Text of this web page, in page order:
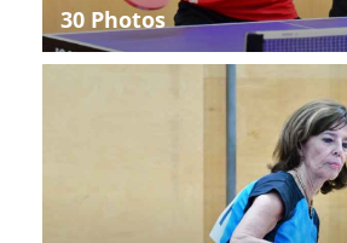
30 Photos